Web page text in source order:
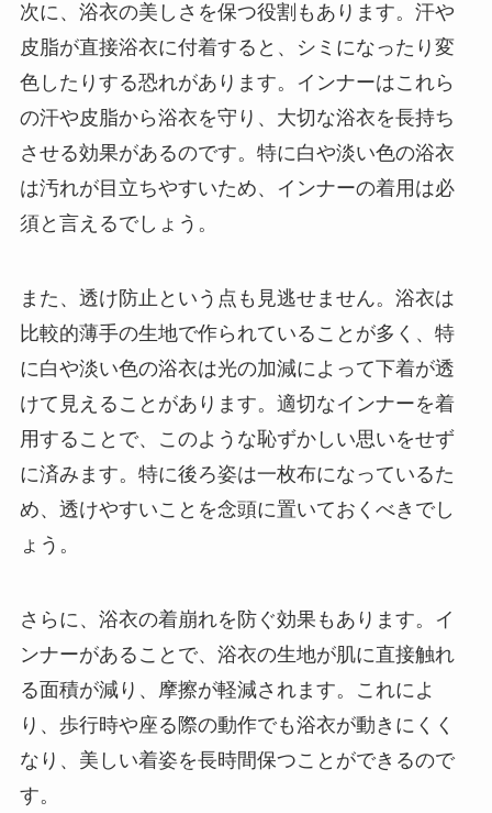
次に、浴衣の美しさを保つ役割もあります。汗や
皮脂が直接浴衣に付着すると、シミになったり変
色したりする恐れがあります。インナーはこれら
の汗や皮脂から浴衣を守り、大切な浴衣を長持ち
させる効果があるのです。特に白や淡い色の浴衣
は汚れが目立ちやすいため、インナーの着用は必
須と言えるでしょう。
また、透け防止という点も見逃せません。浴衣は
比較的薄手の生地で作られていることが多く、特
に白や淡い色の浴衣は光の加減によって下着が透
けて見えることがあります。適切なインナーを着
用することで、このような恥ずかしい思いをせず
に済みます。特に後ろ姿は一枚布になっているた
め、透けやすいことを念頭に置いておくべきでし
ょう。
さらに、浴衣の着崩れを防ぐ効果もあります。イ
ンナーがあることで、浴衣の生地が肌に直接触れ
る面積が減り、摩擦が軽減されます。これによ
り、歩行時や座る際の動作でも浴衣が動きにくく
なり、美しい着姿を長時間保つことができるので
す。